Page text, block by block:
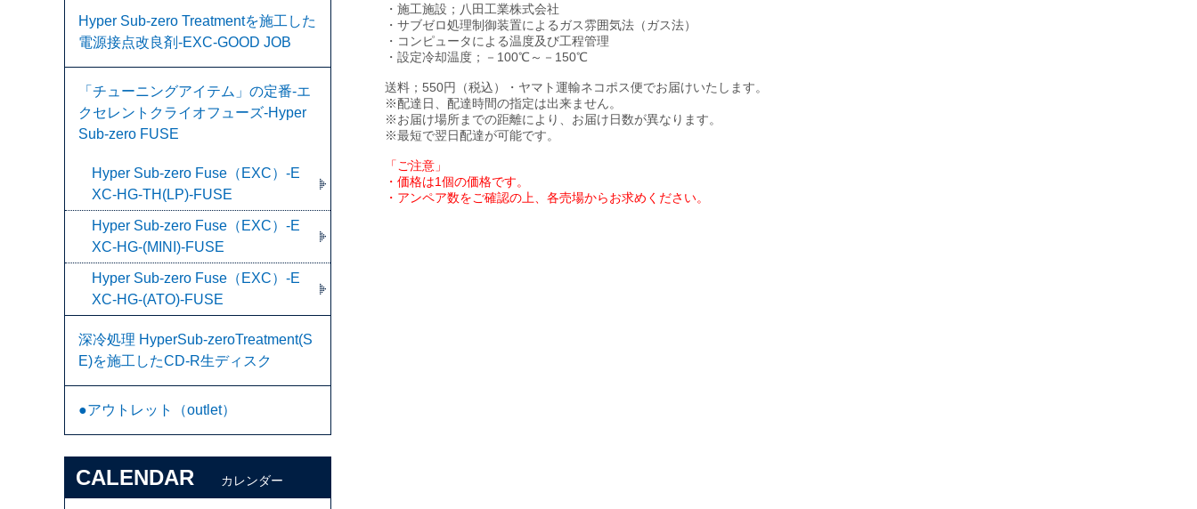
・施工施設；八田工業株式会社
・サブゼロ処理制御装置によるガス雰囲気法（ガス法）
・コンピュータによる温度及び工程管理
・設定冷却温度；－100℃～－150℃
送料；550円（税込）・ヤマト運輸ネコポス便でお届けいたします。
※配達日、配達時間の指定は出来ません。
※お届け場所までの距離により、お届け日数が異なります。
※最短で翌日配達が可能です。
「ご注意」
・価格は1個の価格です。
・アンペア数をご確認の上、各売場からお求めください。
Hyper Sub-zero Treatmentを施工した
電源接点改良剤-EXC-GOOD JOB
「チューニングアイテム」の定番-エ
クセレントクライオフューズ-Hyper
Sub-zero FUSE
Hyper Sub-zero Fuse（EXC）-E
XC-HG-TH(LP)-FUSE
Hyper Sub-zero Fuse（EXC）-E
XC-HG-(MINI)-FUSE
Hyper Sub-zero Fuse（EXC）-E
XC-HG-(ATO)-FUSE
深冷処理 HyperSub-zeroTreatment(S
E)を施工したCD-R生ディスク
●アウトレット（outlet）
CALENDAR カレンダー